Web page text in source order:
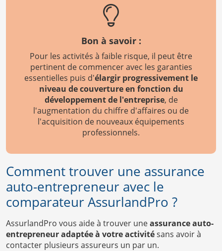
Bon à savoir :
Pour les activités à faible risque, il peut être
pertinent de commencer avec les garanties
essentielles puis d'élargir progressivement le
niveau de couverture en fonction du
développement de l'entreprise, de
l'augmentation du chiffre d'affaires ou de
l'acquisition de nouveaux équipements
professionnels.
Comment trouver une assurance
auto-entrepreneur avec le
comparateur AssurlandPro ?
AssurlandPro vous aide à trouver uneassurance auto-
entrepreneur adaptée à votre activitésans avoir à
contacter plusieurs assureurs un par un.